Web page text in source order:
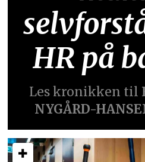
HR på
Les kronikken til
NYGÅRD-